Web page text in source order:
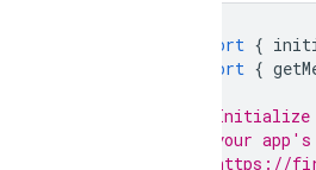
import {
import {
// Initialize
// your
// https://